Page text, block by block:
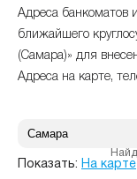
Адреса банкоматов
ближайшего
(Самара)» для
Адреса на карте,
Показать: На карте